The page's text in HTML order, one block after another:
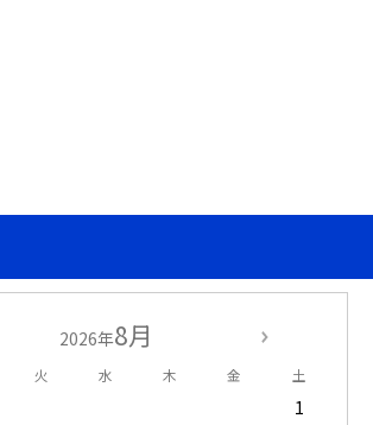
2026年8月
火 水 木 金 土
1